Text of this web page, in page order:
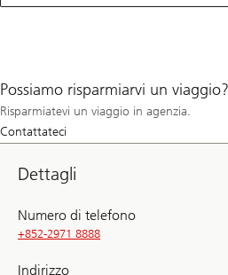
Possiamo risparmiarvi un viaggio?
Risparmiatevi un viaggio in agenzia.
Contattateci
Dettagli
Numero di telefono
+852-2971 8888
Indirizzo